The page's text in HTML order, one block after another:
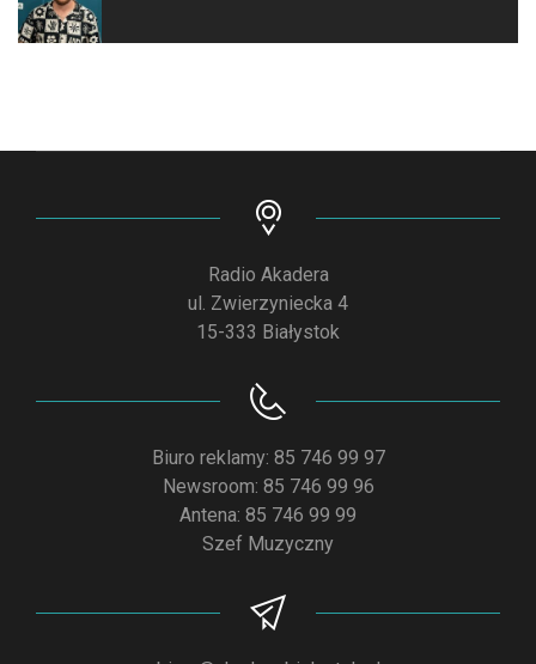
Radio Akadera
ul. Zwierzyniecka 4
15-333 Białystok
Biuro reklamy: 85 746 99 97
Newsroom: 85 746 99 96
Antena: 85 746 99 99
Szef Muzyczny